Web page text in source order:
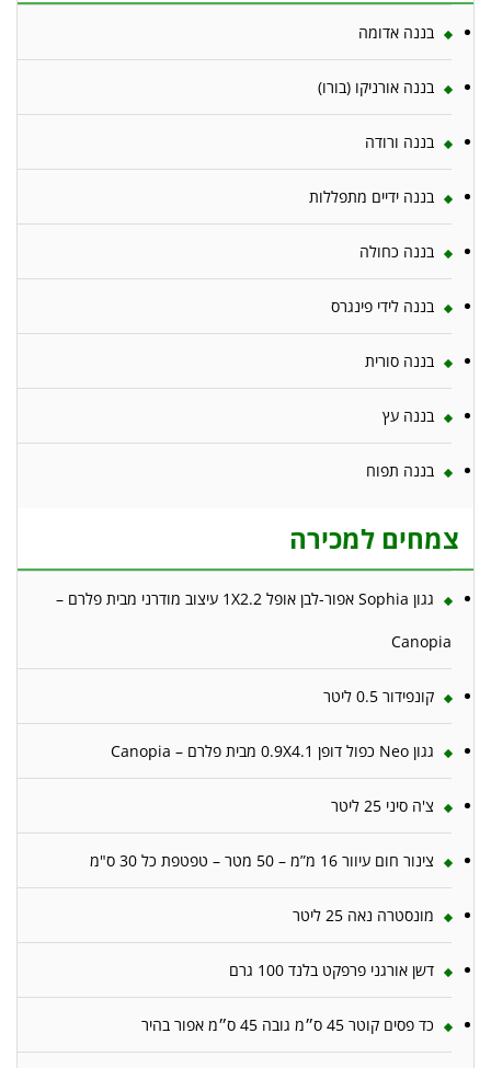
בננה אדומה
בננה אורניקו (בורו)
בננה ורודה
בננה ידיים מתפללות
בננה כחולה
בננה לידי פינגרס
בננה סורית
בננה עץ
בננה תפוח
צמחים למכירה
גגון Sophia אפור-לבן אופל 1X2.2 עיצוב מודרני מבית פלרם –
Canopia
קונפידור 0.5 ליטר
גגון Neo כפול דופן 0.9X4.1 מבית פלרם – Canopia
צ'ה סיני 25 ליטר
צינור חום עיוור 16 מ”מ – 50 מטר – טפטפת כל 30 ס"מ
מונסטרה נאה 25 ליטר
דשן אורגני פרפקט בלנד 100 גרם
כד פסים קוטר 45 ס״מ גובה 45 ס״מ אפור בהיר